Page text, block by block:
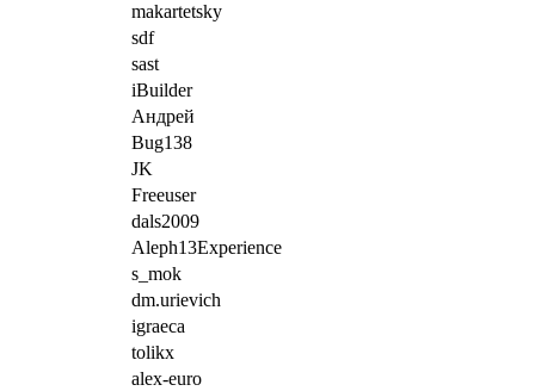
makartetsky
sdf
sast
iBuilder
Андрей
Bug138
JK
Freeuser
dals2009
Aleph13Experience
s_mok
dm.urievich
igraeca
tolikx
alex-euro